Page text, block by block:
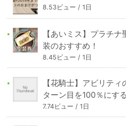
8.53ビュー / 1日
【あいミス】プラチ
装のおすすめ！
8.45ビュー / 1日
【花騎士】アビリテ
ターン目を100％にす
7.74ビュー / 1日